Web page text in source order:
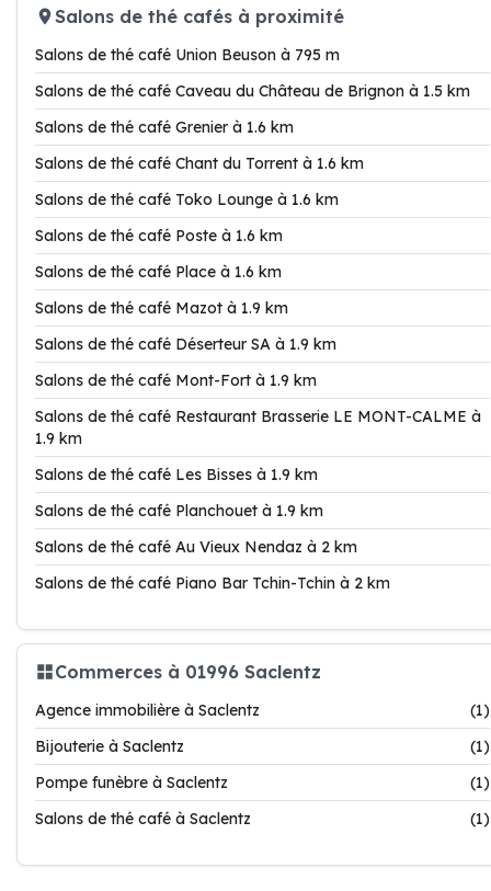
Salons de thé cafés à proximité
Salons de thé café Union Beuson à 795 m
Salons de thé café Caveau du Château de Brignon à 1.5 km
Salons de thé café Grenier à 1.6 km
Salons de thé café Chant du Torrent à 1.6 km
Salons de thé café Toko Lounge à 1.6 km
Salons de thé café Poste à 1.6 km
Salons de thé café Place à 1.6 km
Salons de thé café Mazot à 1.9 km
Salons de thé café Déserteur SA à 1.9 km
Salons de thé café Mont-Fort à 1.9 km
Salons de thé café Restaurant Brasserie LE MONT-CALME à
1.9 km
Salons de thé café Les Bisses à 1.9 km
Salons de thé café Planchouet à 1.9 km
Salons de thé café Au Vieux Nendaz à 2 km
Salons de thé café Piano Bar Tchin-Tchin à 2 km
Commerces à 01996 Saclentz
Agence immobilière à Saclentz
(1)
Bijouterie à Saclentz
(1)
Pompe funèbre à Saclentz
(1)
Salons de thé café à Saclentz
(1)